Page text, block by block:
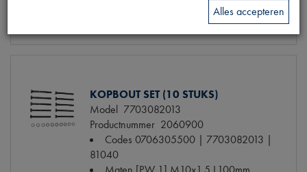
Bestel
KOPBOUT SET (10 STUKS)
Model 7703082013
Productnummer 2060900
Codes 0706305500 | 7703082013 |
81040
Alles accepteren